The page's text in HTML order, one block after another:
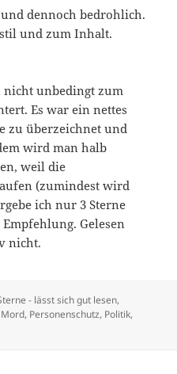
dennoch bedrohlich.
und zum Inhalt.
nicht unbedingt zum
Es war ein nettes
zu überzeichnet und
wird man halb
weil die
(zumindest wird
ich nur 3 Sterne
Gelesen
nicht.
- lässt sich gut lesen,
Mord, Personenschutz, Politik,